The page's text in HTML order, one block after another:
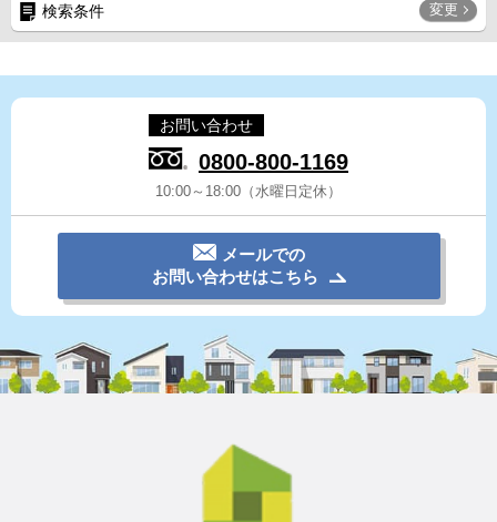
検索条件 変更
お問い合わせ
0800-800-1169
10:00～18:00（水曜日定休）
メールでの
お問い合わせはこちら